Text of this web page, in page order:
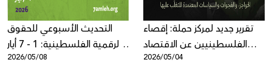
التحديث الأسبوعي للحقوق
الرقمية الفلسطينية: 1 - 7 أيار
2026
2026/05/08
تقرير جديد لمركز حملة: إقصاء
الفلسطينيين عن الاقتصاد
الرقمي بنيوي وممنهج
2026/05/04